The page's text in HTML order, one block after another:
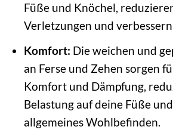
Füße und Knöchel,
Verletzungen und
Komfort: Die weichen und
an Ferse und Zehen sorgen
Komfort und Dämpfung,
Belastung auf deine Füße
allgemeines Wohlbefinden.